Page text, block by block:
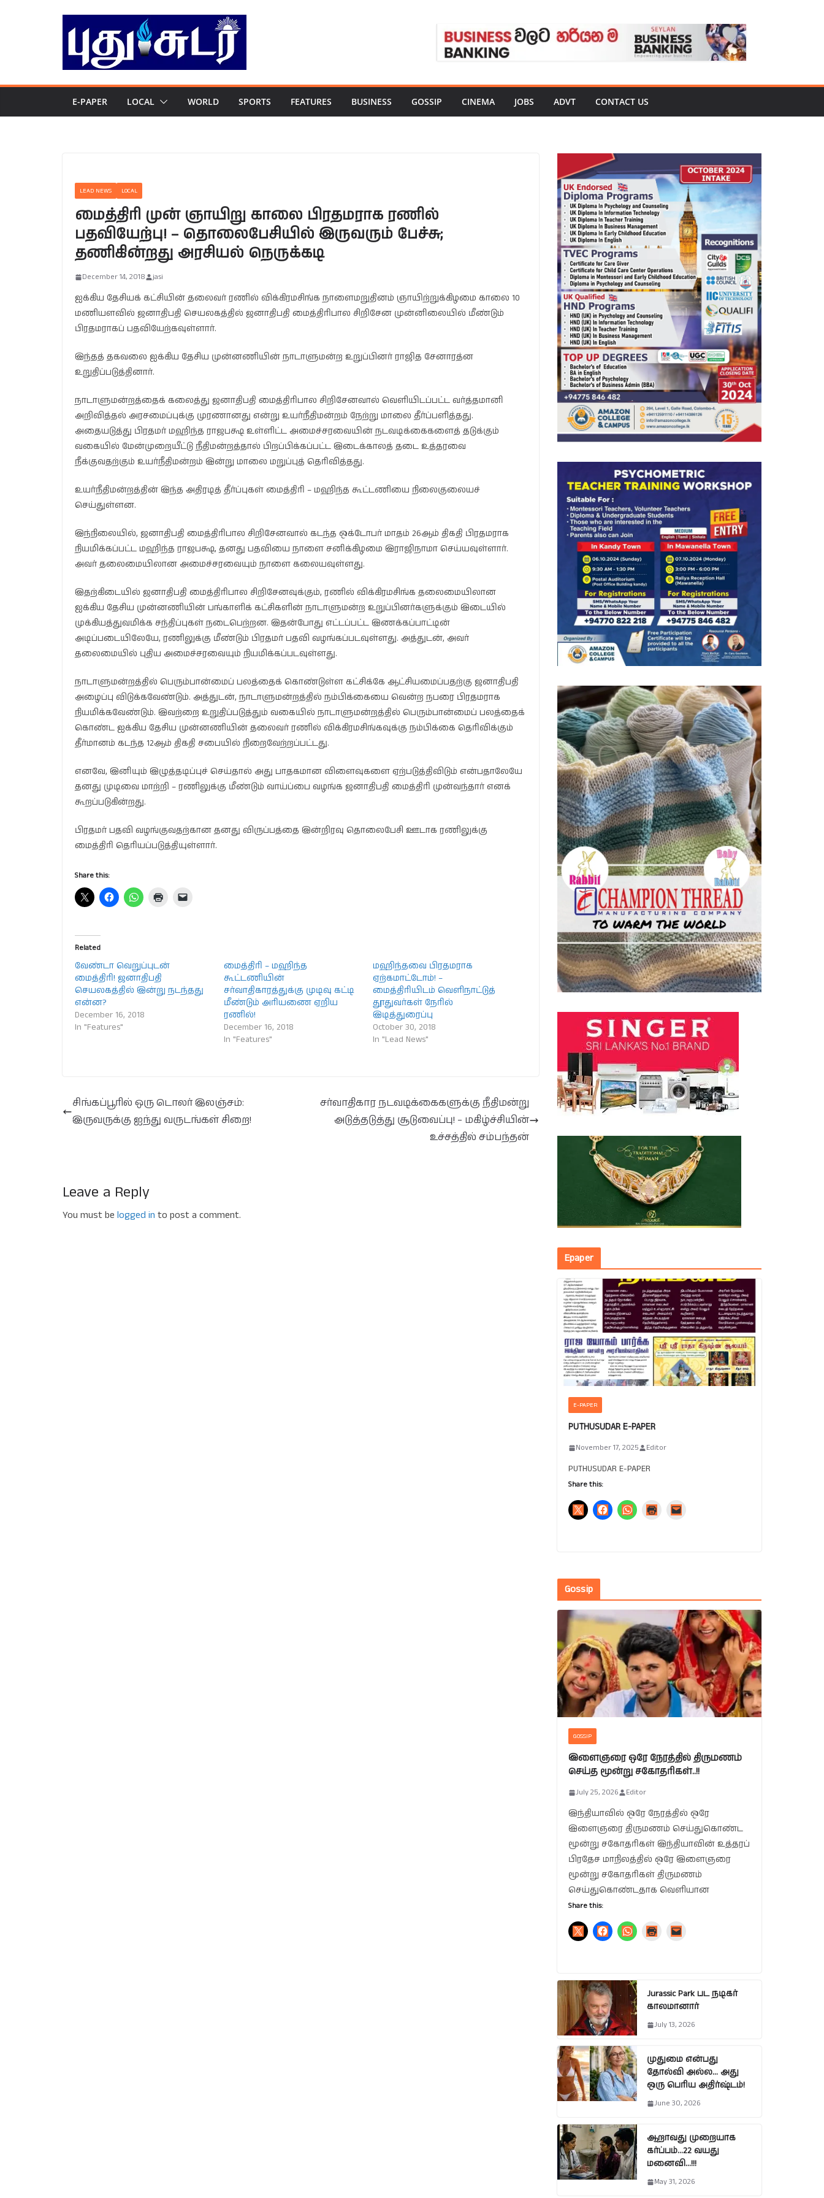
E-PAPER LOCAL WORLD SPORTS FEATURES BUSINESS GOSSIP CINEMA JOBS ADVT CONTACT US
LEAD NEWS LOCAL
மைத்திரி முன் ஞாயிறு காலை பிரதமராக ரணில்
பதவியேற்பு! – தொலைபேசியில் இருவரும் பேச்சு;
தணிகின்றது அரசியல் நெருக்கடி
December 14, 2018 jasi
ஐக்கிய தேசியக் கட்சியின் தலைவர் ரணில் விக்கிரமசிங்க நாளைமறுதினம் ஞாயிற்றுக்கிழமை காலை 10
மணியளவில் ஜனாதிபதி செயலகத்தில் ஜனாதிபதி மைத்திரிபால சிறிசேன முன்னிலையில் மீண்டும்
பிரதமராகப் பதவியேற்கவுள்ளார்.
இந்தத் தகவலை ஐக்கிய தேசிய முன்னணியின் நாடாளுமன்ற உறுப்பினர் ராஜித சேனாரத்ன
உறுதிப்படுத்தினார்.
நாடாளுமன்றத்தைக் கலைத்து ஜனாதிபதி மைத்திரிபால சிறிசேனவால் வெளியிடப்பட்ட வர்த்தமானி
அறிவித்தல் அரசமைப்புக்கு முரணானது என்று உயர்நீதிமன்றம் நேற்று மாலை தீர்ப்பளித்தது.
அதையடுத்து பிரதமர் மஹிந்த ராஜபக்ஷ உள்ளிட்ட அமைச்சரவையின் நடவடிக்கைகளைத் தடுக்கும்
வகையில் மேன்முறையீட்டு நீதிமன்றத்தால் பிறப்பிக்கப்பட்ட இடைக்காலத் தடை உத்தரவை
நீக்குவதற்கும் உயர்நீதிமன்றம் இன்று மாலை மறுப்புத் தெரிவித்தது.
உயர்நீதிமன்றத்தின் இந்த அதிரடித் தீர்ப்புகள் மைத்திரி – மஹிந்த கூட்டணியை நிலைகுலையச்
செய்துள்ளன.
இந்நிலையில், ஜனாதிபதி மைத்திரிபால சிறிசேனவால் கடந்த ஒக்டோபர் மாதம் 26ஆம் திகதி பிரதமராக
நியமிக்கப்பட்ட மஹிந்த ராஜபக்ஷ, தனது பதவியை நாளை சனிக்கிழமை இராஜிநாமா செய்யவுள்ளார்.
அவர் தலைமையிலான அமைச்சரவையும் நாளை கலையவுள்ளது.
இதற்கிடையில் ஜனாதிபதி மைத்திரிபால சிறிசேனவுக்கும், ரணில் விக்கிரமசிங்க தலைமையிலான
ஐக்கிய தேசிய முன்னணியின் பங்காளிக் கட்சிகளின் நாடாளுமன்ற உறுப்பினர்களுக்கும் இடையில்
முக்கியத்துவமிக்க சந்திப்புகள் நடைபெற்றன. இதன்போது எட்டப்பட்ட இணக்கப்பாட்டின்
அடிப்படையிலேயே, ரணிலுக்கு மீண்டும் பிரதமர் பதவி வழங்கப்படவுள்ளது. அத்துடன், அவர்
தலைமையில் புதிய அமைச்சரவையும் நியமிக்கப்படவுள்ளது.
நாடாளுமன்றத்தில் பெரும்பான்மைப் பலத்தைக் கொண்டுள்ள கட்சிக்கே ஆட்சியமைப்பதற்கு ஜனாதிபதி
அழைப்பு விடுக்கவேண்டும். அத்துடன், நாடாளுமன்றத்தில் நம்பிக்கையை வென்ற நபரை பிரதமராக
நியமிக்கவேண்டும். இவற்றை உறுதிப்படுத்தும் வகையில் நாடாளுமன்றத்தில் பெரும்பான்மைப் பலத்தைக்
கொண்ட ஐக்கிய தேசிய முன்னணியின் தலைவர் ரணில் விக்கிரமசிங்கவுக்கு நம்பிக்கை தெரிவிக்கும்
தீர்மானம் கடந்த 12ஆம் திகதி சபையில் நிறைவேற்றப்பட்டது.
எனவே, இனியும் இழுத்தடிப்புச் செய்தால் அது பாதகமான விளைவுகளை ஏற்படுத்திவிடும் என்பதாலேயே
தனது முடிவை மாற்றி – ரணிலுக்கு மீண்டும் வாய்ப்பை வழங்க ஜனாதிபதி மைத்திரி முன்வந்தார் எனக்
கூறப்படுகின்றது.
பிரதமர் பதவி வழங்குவதற்கான தனது விருப்பத்தை இன்றிரவு தொலைபேசி ஊடாக ரணிலுக்கு
மைத்திரி தெரியப்படுத்தியுள்ளார்.
Share this:
Related
வேண்டா வெறுப்புடன்
மைத்திரி! ஜனாதிபதி
செயலகத்தில் இன்று நடந்தது
என்ன?
December 16, 2018
In "Features"
மைத்திரி – மஹிந்த
கூட்டணியின்
சர்வாதிகாரத்துக்கு முடிவு கட்டி
மீண்டும் அரியணை ஏறிய
ரணில்!
December 16, 2018
In "Features"
மஹிந்தவை பிரதமராக
ஏற்கமாட்டோம்! –
மைத்திரியிடம் வெளிநாட்டுத்
தூதுவர்கள் நேரில்
இடித்துரைப்பு
October 30, 2018
In "Lead News"
சிங்கப்பூரில் ஒரு டொலர் இலஞ்சம்:
இருவருக்கு ஐந்து வருடங்கள் சிறை!
சர்வாதிகார நடவடிக்கைகளுக்கு நீதிமன்று
அடுத்தடுத்து சூடுவைப்பு! – மகிழ்ச்சியின்
உச்சத்தில் சம்பந்தன்
Leave a Reply
You must be logged in to post a comment.
Epaper
E-PAPER
PUTHUSUDAR E-PAPER
November 17, 2025 Editor
PUTHUSUDAR E-PAPER
Share this:
Gossip
GOSSIP
இளைஞரை ஒரே நேரத்தில் திருமணம்
செய்த மூன்று சகோதரிகள்..!!
July 25, 2026 Editor
இந்தியாவில் ஒரே நேரத்தில் ஒரே
இளைஞரை திருமணம் செய்துகொண்ட
மூன்று சகோதரிகள் இந்தியாவின் உத்தரப்
பிரதேச மாநிலத்தில் ஒரே இளைஞரை
மூன்று சகோதரிகள் திருமணம்
செய்துகொண்டதாக வெளியான
Share this:
Jurassic Park பட நடிகர்
காலமானார்
July 13, 2026
முதுமை என்பது
தோல்வி அல்ல… அது
ஒரு பெரிய அதிர்ஷ்டம்!
June 30, 2026
ஆறாவது முறையாக
கர்ப்பம்…22 வயது
மனைவி…!!!
May 31, 2026